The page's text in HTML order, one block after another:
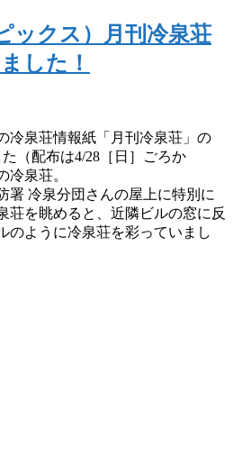
ックス）月刊冷泉荘
した！
冷泉荘情報紙「月刊冷泉荘」の
（配布は4/28［日］ごろか
冷泉荘。
署 冷泉分団さんの屋上に特別に
荘を眺めると、近隣ビルの窓に反
のように冷泉荘を彩っていまし